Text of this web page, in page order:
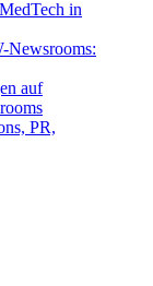
in
Newsrooms:
auf
PR,